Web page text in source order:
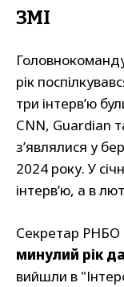
ЗМІ
рік
три інтерв’ю
CNN, Guardian
з’являлися у
2024 року. У
інтерв’ю, а в
Секретар РНБО
минулий рік
вийшли в